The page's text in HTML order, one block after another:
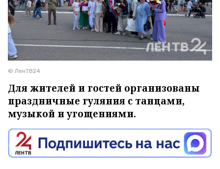
© ЛенТВ24
Для жителей и гостей организованы
праздничные гуляния с танцами,
музыкой и угощениями.